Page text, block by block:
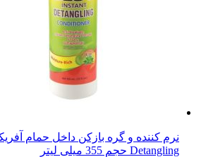
نرم کننده و گره بازکن داخل حمام
Detangling حجم 355 میلی لیتر